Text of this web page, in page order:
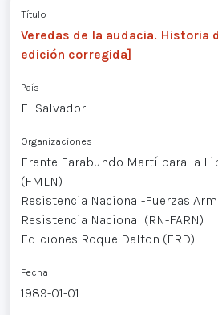
Título
Veredas de la audacia. Historia
edición corregida]
País
El Salvador
Organizaciones
Frente Farabundo Martí para la
(FMLN)
Resistencia Nacional-Fuerzas
Resistencia Nacional (RN-FARN)
Ediciones Roque Dalton (ERD)
Fecha
1989-01-01